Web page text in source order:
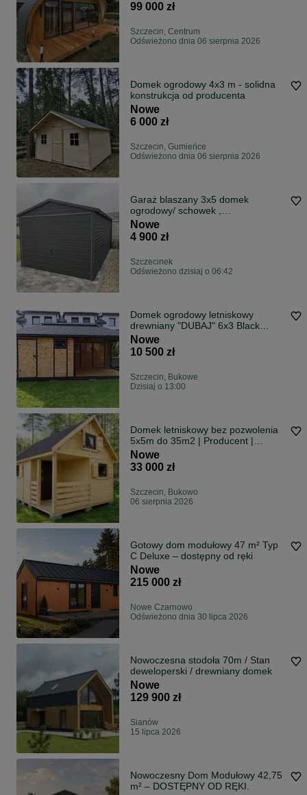
99 000 zł
Szczecin, Centrum
Odświeżono dnia 06 sierpnia 2026
Domek ogrodowy 4x3 m - solidna
konstrukcja od producenta
Nowe
6 000 zł
Szczecin, Gumieńce
Odświeżono dnia 06 sierpnia 2026
Garaż blaszany 3x5 domek
ogrodowy/ schowek ,
KONSTRUKCJA W OCYNKU ,
RATY
Nowe
4 900 zł
Szczecinek
Odświeżono dzisiaj o 06:42
Domek ogrodowy letniskowy
drewniany "DUBAJ" 6x3 Black
Edition!
Nowe
10 500 zł
Szczecin, Bukowe
Dzisiaj o 13:00
Domek letniskowy bez pozwolenia
5x5m do 35m2 | Producent |
transport
Nowe
33 000 zł
Szczecin, Bukowo
06 sierpnia 2026
Gotowy dom modułowy 47 m² Typ
C Deluxe – dostępny od ręki
Nowe
215 000 zł
Nowe Czarnowo
Odświeżono dnia 30 lipca 2026
Nowoczesna stodoła 70m / Stan
deweloperski / drewniany domek
Nowe
129 900 zł
Sianów
15 lipca 2026
Nowoczesny Dom Modułowy 42,75
m² – DOSTĘPNY OD RĘKI.